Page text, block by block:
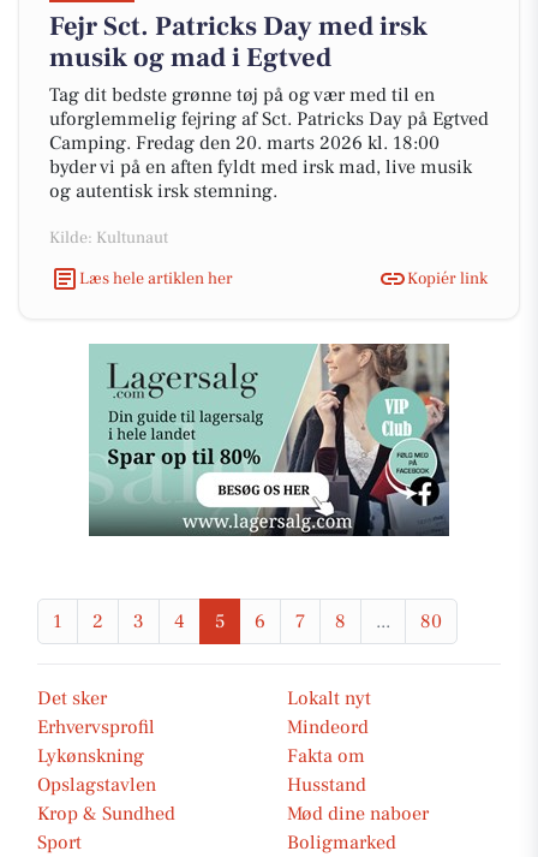
Fejr Sct. Patricks Day med irsk
musik og mad i Egtved
Tag dit bedste grønne tøj på og vær med til en
uforglemmelig fejring af Sct. Patricks Day på Egtved
Camping. Fredag den 20. marts 2026 kl. 18:00
byder vi på en aften fyldt med irsk mad, live musik
og autentisk irsk stemning.
Kilde: Kultunaut
Læs hele artiklen her
Kopiér link
1 2 3 4 5 6 7 8 ... 80
Det sker
Lokalt nyt
Erhvervsprofil
Mindeord
Lykønskning
Fakta om
Opslagstavlen
Husstand
Krop & Sundhed
Mød dine naboer
Sport
Boligmarked